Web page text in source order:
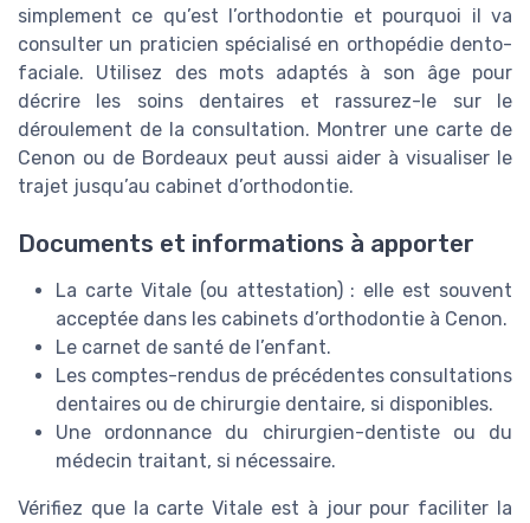
simplement ce qu’est l’orthodontie et pourquoi il va
consulter un praticien spécialisé en orthopédie dento-
faciale. Utilisez des mots adaptés à son âge pour
décrire les soins dentaires et rassurez-le sur le
déroulement de la consultation. Montrer une carte de
Cenon ou de Bordeaux peut aussi aider à visualiser le
trajet jusqu’au cabinet d’orthodontie.
Documents et informations à apporter
La carte Vitale (ou attestation) : elle est souvent
acceptée dans les cabinets d’orthodontie à Cenon.
Le carnet de santé de l’enfant.
Les comptes-rendus de précédentes consultations
dentaires ou de chirurgie dentaire, si disponibles.
Une ordonnance du chirurgien-dentiste ou du
médecin traitant, si nécessaire.
Vérifiez que la carte Vitale est à jour pour faciliter la